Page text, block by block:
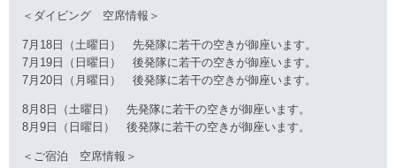
＜ダイビング 空席情報＞
7月18日（土曜日） 先発隊に若干の空きが御座います。
7月19日（日曜日） 後発隊に若干の空きが御座います。
7月20日（月曜日） 後発隊に若干の空きが御座います。
8月8日（土曜日） 先発隊に若干の空きが御座います。
8月9日（日曜日） 後発隊に若干の空きが御座います。
＜ご宿泊 空席情報＞